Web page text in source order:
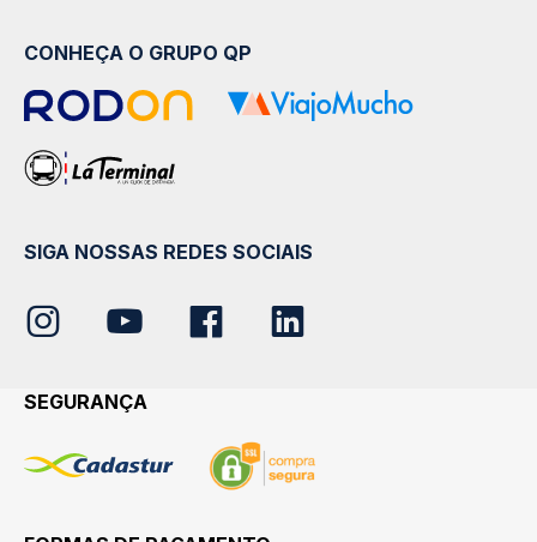
CONHEÇA O GRUPO QP
SIGA NOSSAS REDES SOCIAIS
SEGURANÇA